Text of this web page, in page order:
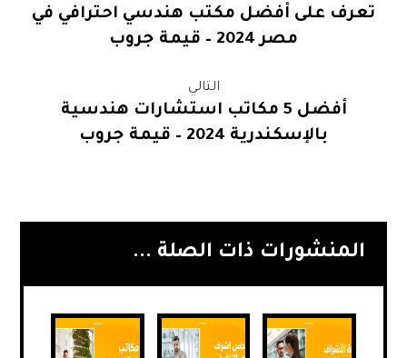
تعرف على أفضل مكتب هندسي احترافي في
مصر 2024 – قيمة جروب
التالي
أفضل 5 مكاتب استشارات هندسية
بالإسكندرية 2024 – قيمة جروب
المنشورات ذات الصلة ...